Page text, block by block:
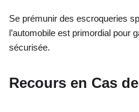
Se prémunir des escroqueries
l’automobile est primordial pour
sécurisée.
Recours en Cas